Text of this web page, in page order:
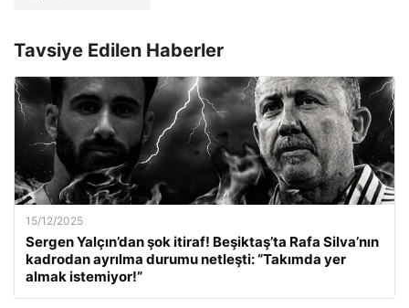
Tavsiye Edilen Haberler
15/12/2025
Sergen Yalçın’dan şok itiraf! Beşiktaş’ta Rafa Silva’nın
kadrodan ayrılma durumu netleşti: “Takımda yer
almak istemiyor!”